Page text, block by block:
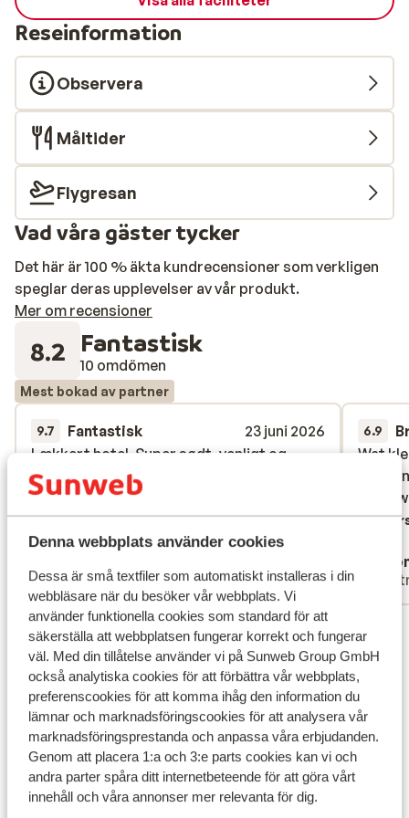
Denna webbplats använder cookies
Dessa är små textfiler som automatiskt installeras i din
webbläsare när du besöker vår webbplats. Vi
använder funktionella cookies som standard för att
säkerställa att webbplatsen fungerar korrekt och fungerar
väl. Med din tillåtelse använder vi på Sunweb Group GmbH
också analytiska cookies för att förbättra vår webbplats,
preferenscookies för att komma ihåg den information du
lämnar och marknadsföringscookies för att analysera vår
marknadsföringsprestanda och anpassa våra erbjudanden.
Genom att placera 1:a och 3:e parts cookies kan vi och
andra parter spåra ditt internetbeteende för att göra vårt
innehåll och våra annonser mer relevanta för dig.
Reseinformation
Observera
Måltider
Flygresan
Vad våra gäster tycker
Det här är 100 % äkta kundrecensioner som verkligen
speglar deras upplevelser av vår produkt.
Mer om recensioner
8.2 Fantastisk
10 omdömen
Mest bokad av partner
9.7 Fantastisk
23 juni 2026
Lækkert hotel. Super sødt, venligt og
hjælpsomt personale over hele linjen.
Lækkert mad og drikkelse i løbet af hele
dagen. Rent og pænt.
Lækkert hotel. Super sødt, venligt og
hjælpsomt personale over hele linjen.
Lækkert mad og drikkelse i løbet af hele
dagen. Rent og pænt.
Översätt till svenska
Ensam
6.9
Wat
alle
nooit
Wat
alle
nooit
Visa alla 10 omdömen
Läge
Visa på karta